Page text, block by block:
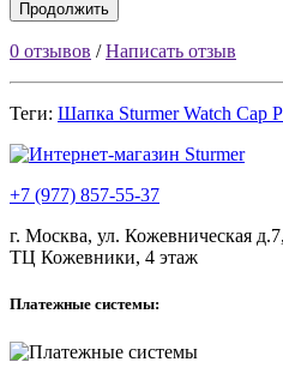
Продолжить
0 отзывов /Написать отзыв
Теги: Шапка Sturmer Watch Cap
+7 (977) 857-55-37
г. Москва, ул. Кожевническая
ТЦ Кожевники, 4 этаж
Платежные системы: